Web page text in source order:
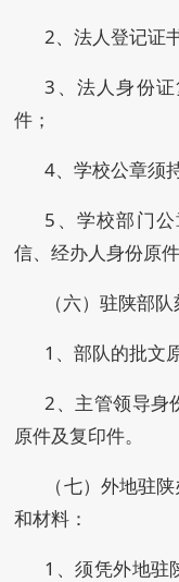
2、法人登记证
3、法人身份
件；
4、学校公章须
5、学校部门
信、经办人身份原件
（六）驻陕部
1、部队的批文
2、主管领导身
原件及复印件。
（七）外地驻
和材料：
1、须凭外地驻